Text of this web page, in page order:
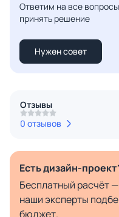
Ответим на все
принять решение
Нужен совет
Отзывы
0 отзывов
Есть дизайн-
Бесплатный расчёт
наши эксперты
бюджет.